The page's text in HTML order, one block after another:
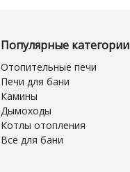
Популярные категории
Отопительные печи
Печи для бани
Камины
Дымоходы
Котлы отопления
Все для бани